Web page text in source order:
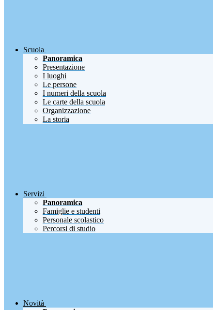
Scuola
Panoramica
Presentazione
I luoghi
Le persone
I numeri della scuola
Le carte della scuola
Organizzazione
La storia
Servizi
Panoramica
Famiglie e studenti
Personale scolastico
Percorsi di studio
Novità